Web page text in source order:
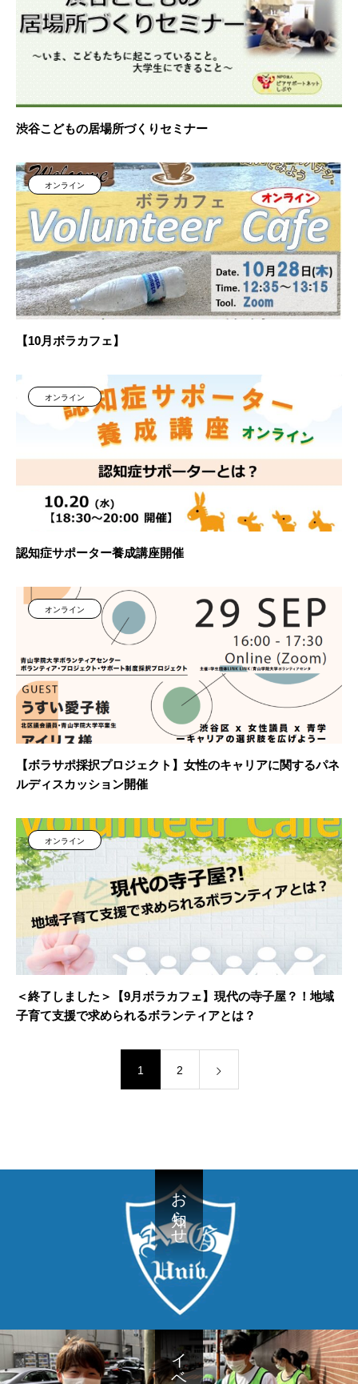
渋谷こどもの居場所づくりセミナー
オンライン
【10月ボラカフェ】
オンライン
認知症サポーター養成講座開催
オンライン
【ボラサポ採択プロジェクト】女性のキャリアに関するパネ
ルディスカッション開催
オンライン
＜終了しました＞【9月ボラカフェ】現代の寺子屋？！地域
子育て支援で求められるボランティアとは？
1 2
お知らせ